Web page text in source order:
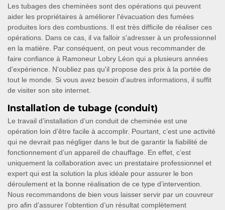
Les tubages des cheminées sont des opérations qui peuvent
aider les propriétaires à améliorer l'évacuation des fumées
produites lors des combustions. Il est très difficile de réaliser ces
opérations. Dans ce cas, il va falloir s'adresser à un professionnel
en la matière. Par conséquent, on peut vous recommander de
faire confiance à Ramoneur Lobry Léon qui a plusieurs années
d'expérience. N'oubliez pas qu'il propose des prix à la portée de
tout le monde. Si vous avez besoin d'autres informations, il suffit
de visiter son site internet.
Installation de tubage (conduit)
Le travail d’installation d’un conduit de cheminée est une
opération loin d’être facile à accomplir. Pourtant, c’est une activité
qui ne devrait pas négliger dans le but de garantir la fiabilité de
fonctionnement d’un appareil de chauffage. En effet, c’est
uniquement la collaboration avec un prestataire professionnel et
expert qui est la solution la plus idéale pour assurer le bon
déroulement et la bonne réalisation de ce type d’intervention.
Nous recommandons de bien vous laisser servir par un couvreur
pro afin d’assurer l’obtention d’un résultat complètement